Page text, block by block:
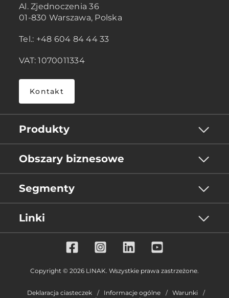
Al. Zjednoczenia 36
01-830 Warszawa, Polska
Tel.: +48 604 84 44 33
VAT: 1070011334
Kontakt
Produkty
Obszary biznesowe
Segmenty
Linki
Copyright © 2026 LINAK. Wszystkie prawa zastrzeżone.
Deklaracja ciasteczek Informacje ogólne
Warunki